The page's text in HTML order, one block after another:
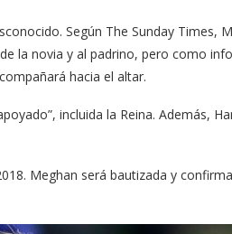
Según The Sunday Times,
la novia y al padrino, pero como
hacia el altar.
incluida la Reina. Además,
Meghan será bautizada y